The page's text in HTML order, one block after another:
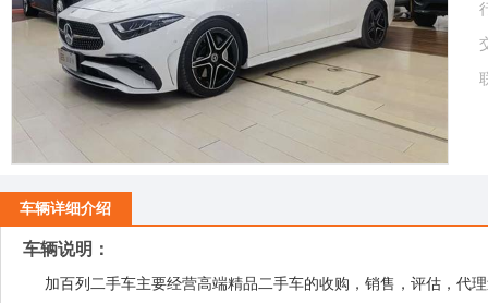
车辆详细介绍
车辆说明：
加百列二手车主要经营高端精品二手车的收购，销售，评估，代